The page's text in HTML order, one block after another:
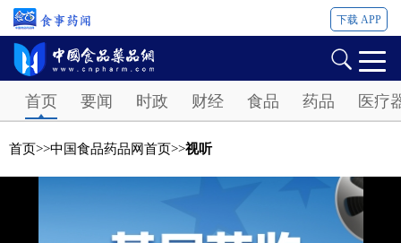
下载 APP
首页 要闻 时政 财经 食品 药品 医疗
首页>>中国食品药品网首页>>视听